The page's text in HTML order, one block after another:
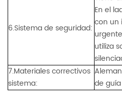
6.Sistema de seguridad:
En el
con un
utiliza
7.Materiales correctivos
sistema:
de